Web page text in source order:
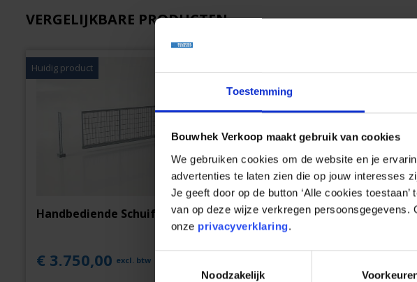
Toestemming
Bouwhek Verkoop maakt gebruik van cookies
We gebruiken cookies om de website en je
advertenties te laten zien die op jouw interesses
Je geeft door op de button ‘Alle cookies
van op deze wijze verkregen
onze privacyverklaring.
Noodzakelijk
VERGELIJKBARE PRODUCTEN
Huidig product
Handbediende Schuifpoort 5 Rechts
€ 3.750,00 excl. btw
Elektrische Schuifpoort 5